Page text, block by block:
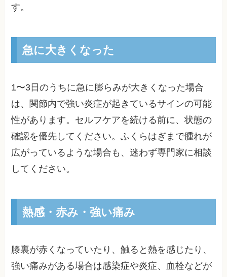
す。
急に大きくなった
1〜3日のうちに急に膨らみが大きくなった場合
は、関節内で強い炎症が起きているサインの可能
性があります。セルフケアを続ける前に、状態の
確認を優先してください。ふくらはぎまで腫れが
広がっているような場合も、迷わず専門家に相談
してください。
熱感・赤み・強い痛み
膝裏が赤くなっていたり、触ると熱を感じたり、
強い痛みがある場合は感染症や炎症、血栓などが